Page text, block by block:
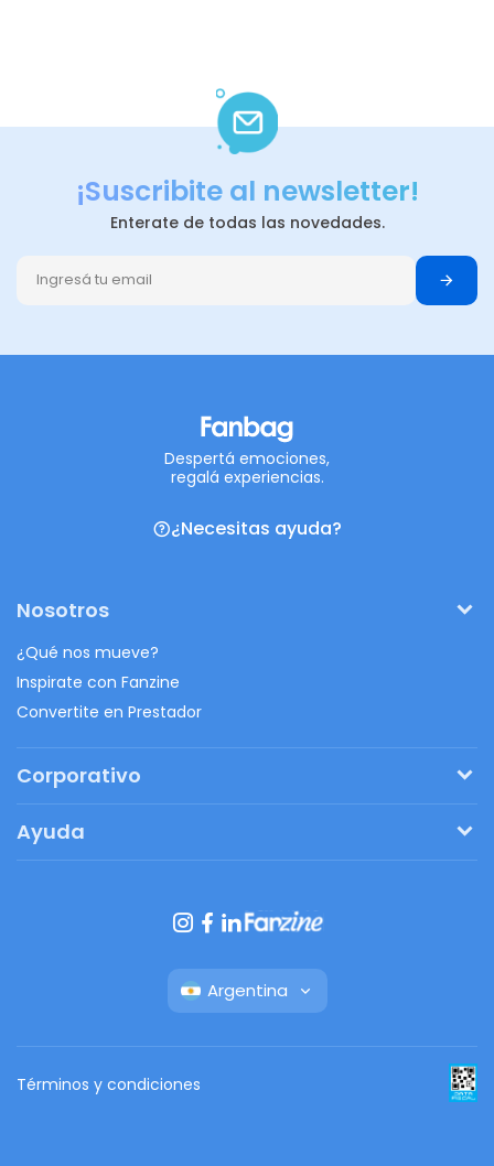
¡Suscribite al newsletter!
Enterate de todas las novedades.
Despertá emociones,
regalá experiencias.
¿Necesitas ayuda?
Nosotros
¿Qué nos mueve?
Inspirate con Fanzine
Convertite en Prestador
Corporativo
Regalos originales
Ayuda
Botón de arrepentimiento
Argentina
Términos y condiciones